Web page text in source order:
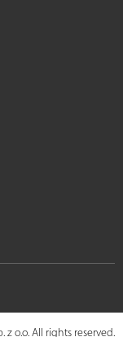
z o.o. All rights reserved.